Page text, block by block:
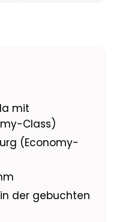
mit
Class)
(Economy-
der gebuchten